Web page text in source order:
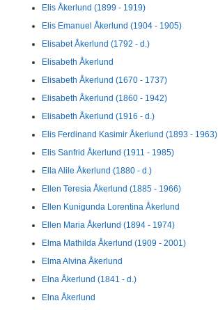
Elis Åkerlund (1899 - 1919)
Elis Emanuel Åkerlund (1904 - 1905)
Elisabet Åkerlund (1792 - d.)
Elisabeth Åkerlund
Elisabeth Åkerlund (1670 - 1737)
Elisabeth Åkerlund (1860 - 1942)
Elisabeth Åkerlund (1916 - d.)
Elis Ferdinand Kasimir Åkerlund (1893 - 1963)
Elis Sanfrid Åkerlund (1911 - 1985)
Ella Alile Åkerlund (1880 - d.)
Ellen Teresia Åkerlund (1885 - 1966)
Ellen Kunigunda Lorentina Åkerlund
Ellen Maria Åkerlund (1894 - 1974)
Elma Mathilda Åkerlund (1909 - 2001)
Elma Alvina Åkerlund
Elna Åkerlund (1841 - d.)
Elna Åkerlund